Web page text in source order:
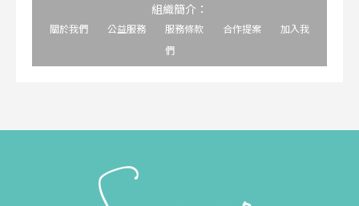
組織簡介：
關於我們 公益服務 服務條款 合作提案
加入我
們